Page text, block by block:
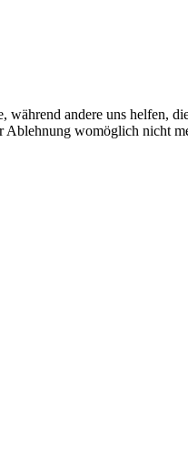
andere uns helfen,
Ablehnung womöglich nicht